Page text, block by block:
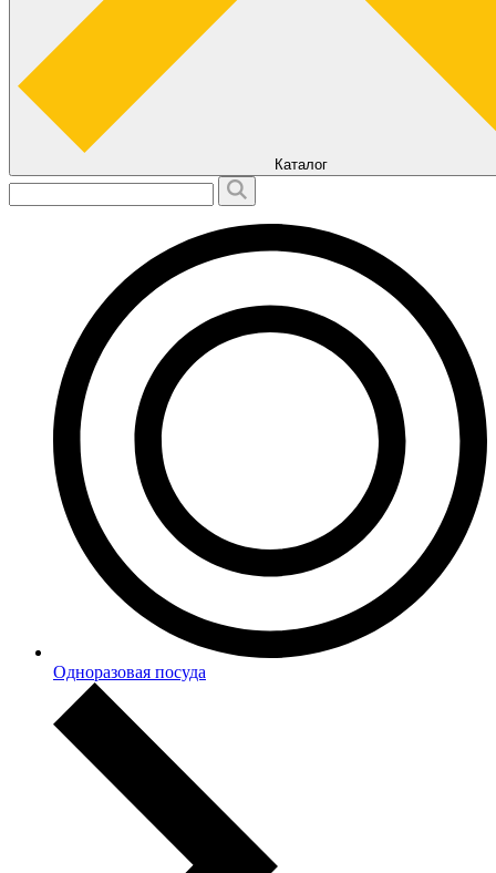
Каталог
Одноразовая посуда